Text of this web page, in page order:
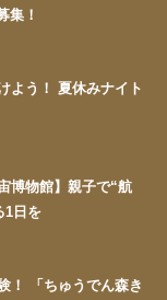
集！
よう！ 夏休みナイト
博物館】親子で“航
1日を
！ 「ちゅうでん森き